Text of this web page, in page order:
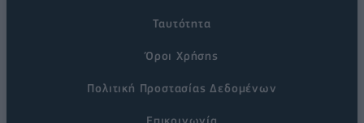
Ταυτότητα
Όροι Χρήσης
Πολιτική Προστασίας Δεδομένων
Επικοινωνία